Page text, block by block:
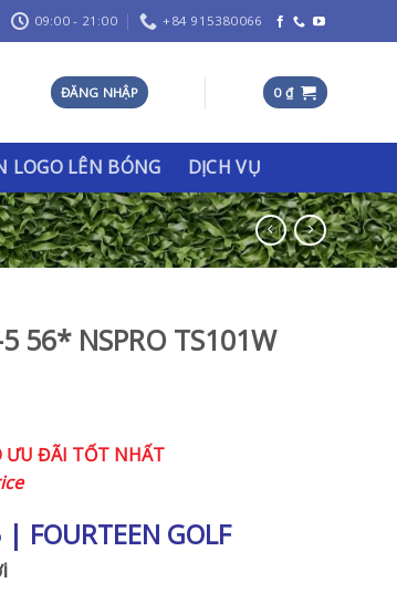
09:00 - 21:00 +84 915380066
ĐĂNG NHẬP 0 ₫
LOGO LÊN BÓNG DỊCH VỤ
56* NSPRO TS101W
ƯU ĐÃI TỐT NHẤT
| FOURTEEN GOLF